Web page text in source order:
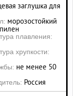
заглушка для
морозостойкий
плавления:
хрупкости:
не менее 50
Россия